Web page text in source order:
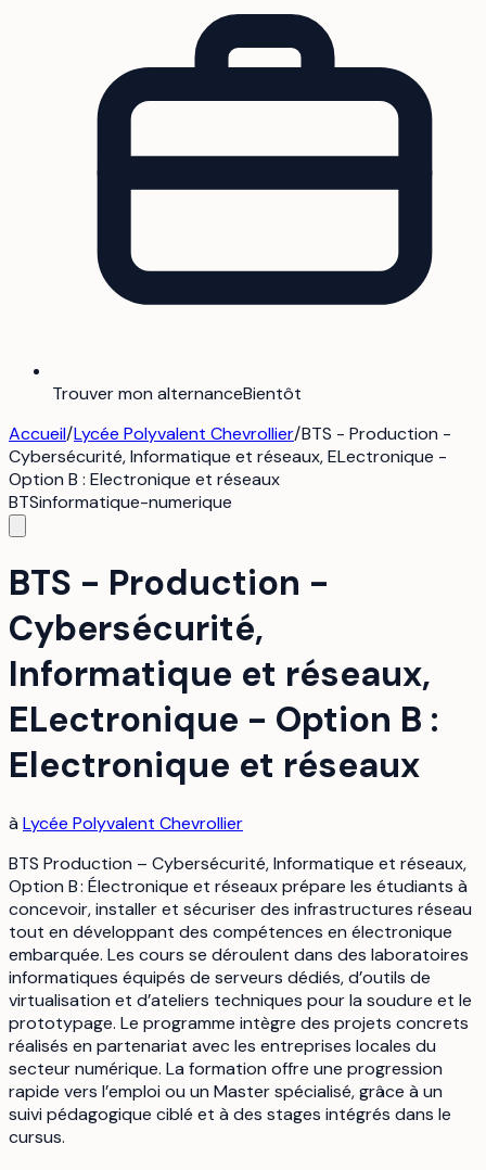
Trouver mon alternanceBientôt
Accueil/Lycée Polyvalent Chevrollier/BTS - Production -
Cybersécurité, Informatique et réseaux, ELectronique -
Option B : Electronique et réseaux
BTSinformatique-numerique
BTS - Production -
Cybersécurité,
Informatique et réseaux,
ELectronique - Option B :
Electronique et réseaux
à Lycée Polyvalent Chevrollier
BTS Production – Cybersécurité, Informatique et réseaux,
Option B : Électronique et réseaux prépare les étudiants à
concevoir, installer et sécuriser des infrastructures réseau
tout en développant des compétences en électronique
embarquée. Les cours se déroulent dans des laboratoires
informatiques équipés de serveurs dédiés, d’outils de
virtualisation et d’ateliers techniques pour la soudure et le
prototypage. Le programme intègre des projets concrets
réalisés en partenariat avec les entreprises locales du
secteur numérique. La formation offre une progression
rapide vers l’emploi ou un Master spécialisé, grâce à un
suivi pédagogique ciblé et à des stages intégrés dans le
cursus.